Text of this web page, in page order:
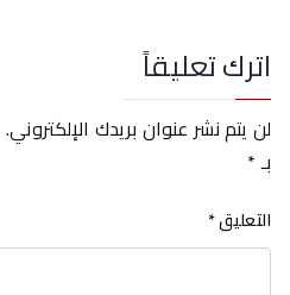
اترك تعليقاً
لن يتم نشر عنوان بريدك الإلكتروني.
بـ*
التعليق*